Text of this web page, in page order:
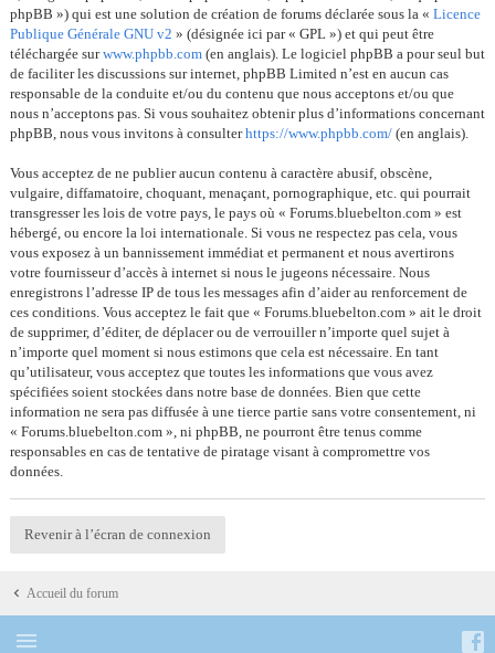
phpBB ») qui est une solution de création de forums déclarée sous la « Licence
Publique Générale GNU v2 » (désignée ici par « GPL ») et qui peut être
téléchargée surwww.phpbb.com (en anglais). Le logiciel phpBB a pour seul but
de faciliter les discussions sur internet, phpBB Limited n’est en aucun cas
responsable de la conduite et/ou du contenu que nous acceptons et/ou que
nous n’acceptons pas. Si vous souhaitez obtenir plus d’informations concernant
phpBB, nous vous invitons à consulterhttps://www.phpbb.com/ (en anglais).
Vous acceptez de ne publier aucun contenu à caractère abusif, obscène,
vulgaire, diffamatoire, choquant, menaçant, pornographique, etc. qui pourrait
transgresser les lois de votre pays, le pays où « Forums.bluebelton.com » est
hébergé, ou encore la loi internationale. Si vous ne respectez pas cela, vous
vous exposez à un bannissement immédiat et permanent et nous avertirons
votre fournisseur d’accès à internet si nous le jugeons nécessaire. Nous
enregistrons l’adresse IP de tous les messages afin d’aider au renforcement de
ces conditions. Vous acceptez le fait que « Forums.bluebelton.com » ait le droit
de supprimer, d’éditer, de déplacer ou de verrouiller n’importe quel sujet à
n’importe quel moment si nous estimons que cela est nécessaire. En tant
qu’utilisateur, vous acceptez que toutes les informations que vous avez
spécifiées soient stockées dans notre base de données. Bien que cette
information ne sera pas diffusée à une tierce partie sans votre consentement, ni
« Forums.bluebelton.com », ni phpBB, ne pourront être tenus comme
responsables en cas de tentative de piratage visant à compromettre vos
données.
Revenir à l’écran de connexion
Accueil du forum